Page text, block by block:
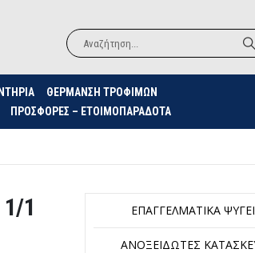
ΘΈΡΜΑΝΣΗ ΤΡΟΦΊΜΩΝ
ΠΡΟΣΦΟΡΈΣ – ΕΤΟΙΜΟΠΑΡΆΔΟΤΑ
1
ΕΠΑΓΓΕΛΜΑΤΙΚΆ
ΑΝΟΞΕΊΔΩΤΕΣ